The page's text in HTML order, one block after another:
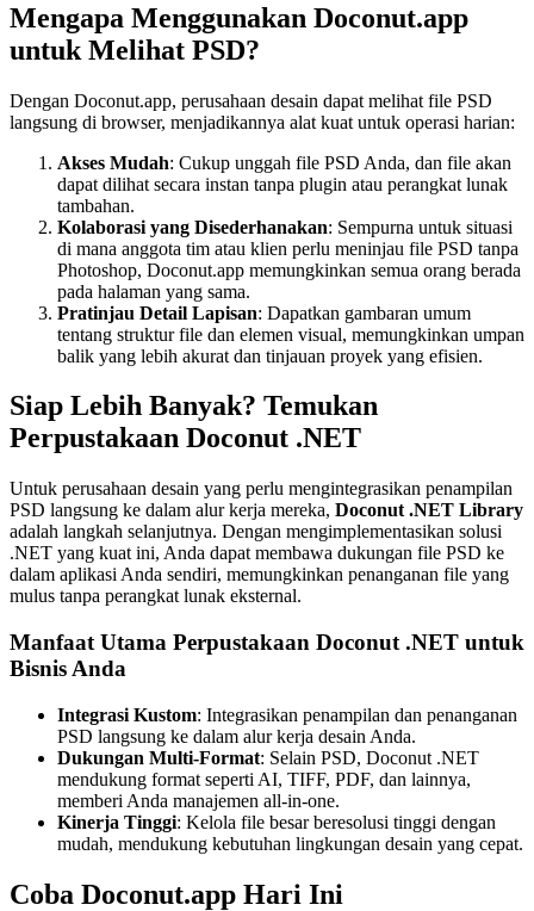
Mengapa Menggunakan Doconut.app
untuk Melihat PSD?
Dengan Doconut.app, perusahaan desain dapat melihat file PSD
langsung di browser, menjadikannya alat kuat untuk operasi harian:
Akses Mudah: Cukup unggah file PSD Anda, dan file akan
dapat dilihat secara instan tanpa plugin atau perangkat lunak
tambahan.
Kolaborasi yang Disederhanakan: Sempurna untuk situasi
di mana anggota tim atau klien perlu meninjau file PSD tanpa
Photoshop, Doconut.app memungkinkan semua orang berada
pada halaman yang sama.
Pratinjau Detail Lapisan: Dapatkan gambaran umum
tentang struktur file dan elemen visual, memungkinkan umpan
balik yang lebih akurat dan tinjauan proyek yang efisien.
Siap Lebih Banyak? Temukan
Perpustakaan Doconut .NET
Untuk perusahaan desain yang perlu mengintegrasikan penampilan
PSD langsung ke dalam alur kerja mereka, Doconut .NET Library
adalah langkah selanjutnya. Dengan mengimplementasikan solusi
.NET yang kuat ini, Anda dapat membawa dukungan file PSD ke
dalam aplikasi Anda sendiri, memungkinkan penanganan file yang
mulus tanpa perangkat lunak eksternal.
Manfaat Utama Perpustakaan Doconut .NET untuk
Bisnis Anda
Integrasi Kustom: Integrasikan penampilan dan penanganan
PSD langsung ke dalam alur kerja desain Anda.
Dukungan Multi-Format: Selain PSD, Doconut .NET
mendukung format seperti AI, TIFF, PDF, dan lainnya,
memberi Anda manajemen all-in-one.
Kinerja Tinggi: Kelola file besar beresolusi tinggi dengan
mudah, mendukung kebutuhan lingkungan desain yang cepat.
Coba Doconut.app Hari Ini